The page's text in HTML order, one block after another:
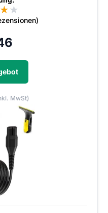
★★
★
MwSt)